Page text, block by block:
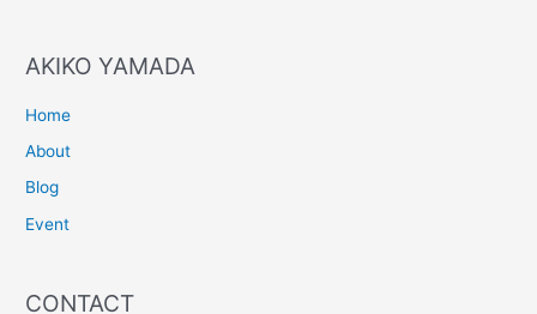
AKIKO YAMADA
Home
About
Blog
Event
CONTACT